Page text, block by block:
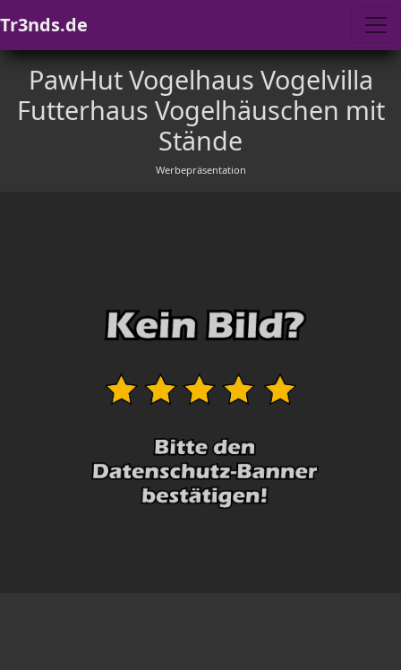
Tr3nds.de
PawHut Vogelhaus Vogelvilla
Futterhaus Vogelhäuschen mit
Stände
Werbepräsentation